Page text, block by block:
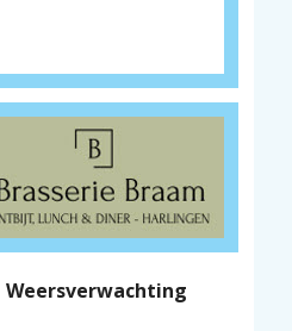
Weersverwachting